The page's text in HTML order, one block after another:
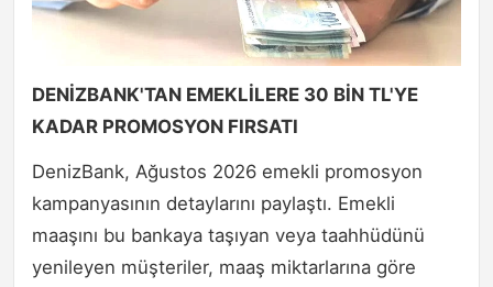
DENİZBANK'TAN EMEKLİLERE 30 BİN TL'YE
KADAR PROMOSYON FIRSATI
DenizBank, Ağustos 2026 emekli promosyon
kampanyasının detaylarını paylaştı. Emekli
maaşını bu bankaya taşıyan veya taahhüdünü
yenileyen müşteriler, maaş miktarlarına göre